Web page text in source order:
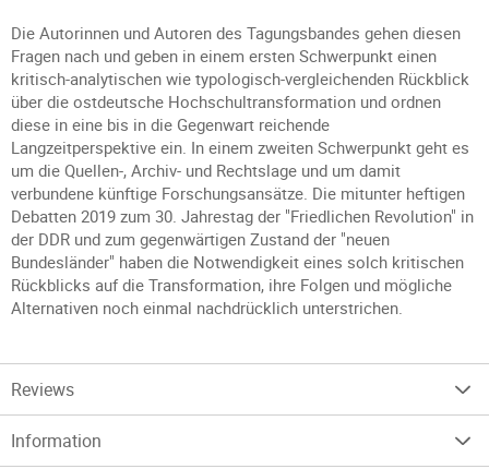
Die Autorinnen und Autoren des Tagungsbandes gehen diesen
Fragen nach und geben in einem ersten Schwerpunkt einen
kritisch-analytischen wie typologisch-vergleichenden Rückblick
über die ostdeutsche Hochschultransformation und ordnen
diese in eine bis in die Gegenwart reichende
Langzeitperspektive ein. In einem zweiten Schwerpunkt geht es
um die Quellen-, Archiv- und Rechtslage und um damit
verbundene künftige Forschungsansätze. Die mitunter heftigen
Debatten 2019 zum 30. Jahrestag der "Friedlichen Revolution" in
der DDR und zum gegenwärtigen Zustand der "neuen
Bundesländer" haben die Notwendigkeit eines solch kritischen
Rückblicks auf die Transformation, ihre Folgen und mögliche
Alternativen noch einmal nachdrücklich unterstrichen.
Reviews
Information